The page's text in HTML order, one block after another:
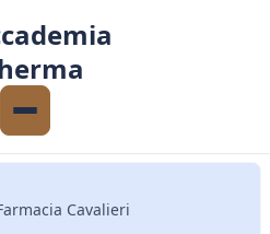
Cavalieri